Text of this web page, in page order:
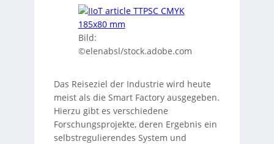
Bild:
©elenabsl/stock.adobe.com
Das Reiseziel der Industrie wird heute
meist als die Smart Factory ausgegeben.
Hierzu gibt es verschiedene
Forschungsprojekte, deren Ergebnis ein
selbstregulierendes System und